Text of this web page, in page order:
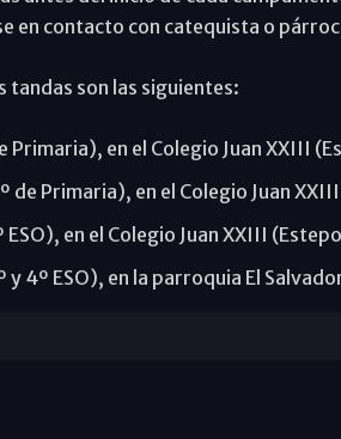
en contacto con catequista o
tandas son las siguientes:
Primaria), en el Colegio Juan XXIII
de Primaria), en el Colegio Juan
ESO), en el Colegio Juan XXIII
y 4º ESO), en la parroquia El